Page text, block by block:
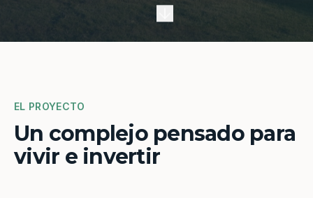
EL PROYECTO
Un complejo pensado para
vivir e invertir